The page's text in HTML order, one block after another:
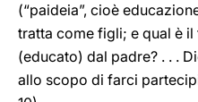
(“paideia”, cioè
tratta come figli; e qual è
(educato) dal padre? . . .
allo scopo di farci